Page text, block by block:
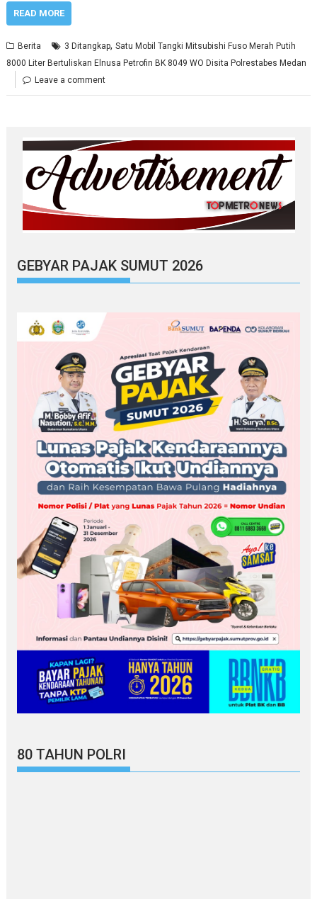
READ MORE
Berita 3 Ditangkap,Satu Mobil Tangki Mitsubishi Fuso Merah Putih
8000 Liter Bertuliskan Elnusa Petrofin BK 8049 WO Disita Polrestabes Medan
Leave a comment
GEBYAR PAJAK SUMUT 2026
80 TAHUN POLRI